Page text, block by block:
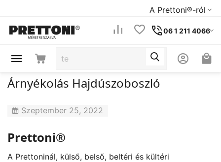
A Prettoni®-ról
06 1 211 4066
Árnyékolás Hajdúszoboszló
Szeptember 25, 2022
Prettoni®
A Prettoninál, külső, belső, beltéri és kültéri